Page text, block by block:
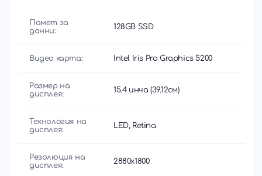
Памет за
данни:
128GB SSD
Видео карта: Intel Iris Pro Graphics 5200
Размер на
дисплея:
15.4 инча (39.12см)
Технология на
дисплея:
LED, Retina
Резолюция на
дисплея:
2880x1800